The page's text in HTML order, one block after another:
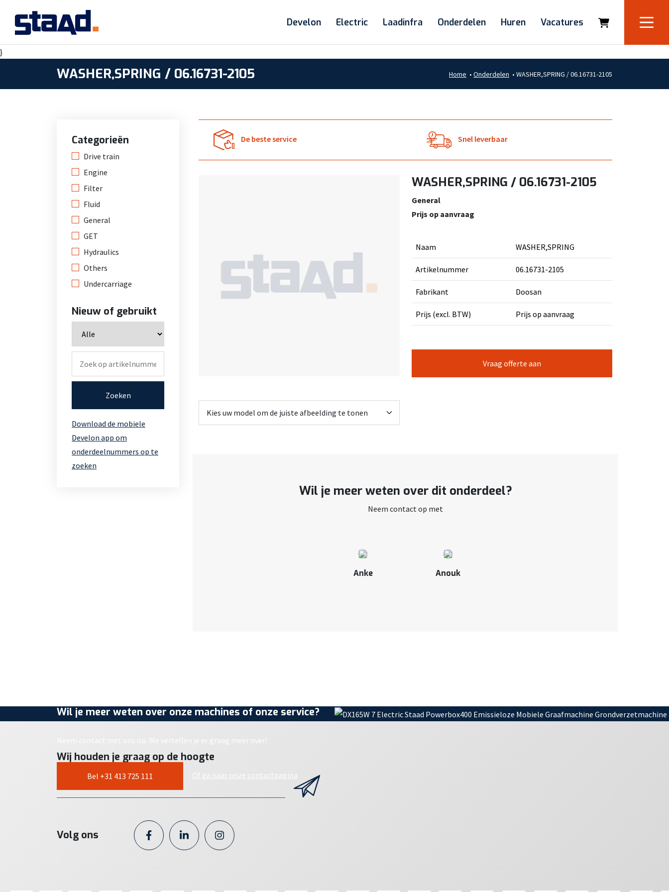
Develon Electric Laadinfra Onderdelen Huren Vacatures
}
WASHER,SPRING / 06.16731-2105 Home • Onderdelen • WASHER,SPRING / 06.16731-2105
Categorieën
Drive train
Engine
Filter
Fluid
General
GET
Hydraulics
Others
Undercarriage
Nieuw of gebruikt
Zoeken
Download de mobiele
Develon app om
onderdeelnummers op te
zoeken
De beste service Snel leverbaar
WASHER,SPRING / 06.16731-2105
General
Prijs op aanvraag
Naam WASHER,SPRING
Artikelnummer 06.16731-2105
Fabrikant Doosan
Prijs (excl. BTW) Prijs op aanvraag
Vraag offerte aan
Wil je meer weten over dit onderdeel?
Neem contact op met
Anke Anouk
Wil je meer weten over onze machines of onze service?
Neem contact met ons op. We vertellen je er graag meer over!
Bel +31 413 725 111 Of ga naar onze contactpagina
Wij houden je graag op de hoogte
Volg ons